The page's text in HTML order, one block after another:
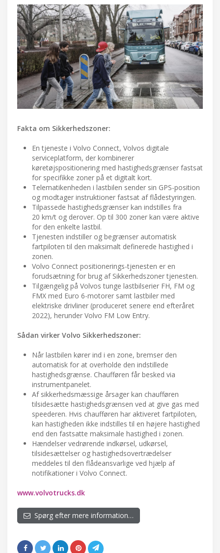
Fakta om Sikkerhedszoner:
En tjeneste i Volvo Connect, Volvos digitale
serviceplatform, der kombinerer
køretøjspositionering med hastighedsgrænser fastsat
for specifikke zoner på et digitalt kort.
Telematikenheden i lastbilen sender sin GPS-position
og modtager instruktioner fastsat af flådestyringen.
Tilpassede hastighedsgrænser kan indstilles fra
20 km/t og derover. Op til 300 zoner kan være aktive
for den enkelte lastbil.
Tjenesten indstiller og begrænser automatisk
fartpiloten til den maksimalt definerede hastighed i
zonen.
Volvo Connect positionerings-tjenesten er en
forudsætning for brug af Sikkerhedszoner tjenesten.
Tilgængelig på Volvos tunge lastbilserier FH, FM og
FMX med Euro 6-motorer samt lastbiler med
elektriske drivliner (produceret senere end efteråret
2022), herunder Volvo FM Low Entry.
Sådan virker Volvo Sikkerhedszoner:
Når lastbilen kører ind i en zone, bremser den
automatisk for at overholde den indstillede
hastighedsgrænse. Chaufføren får besked via
instrumentpanelet.
Af sikkerhedsmæssige årsager kan chaufføren
tilsidesætte hastighedsgrænsen ved at give gas med
speederen. Hvis chaufføren har aktiveret fartpiloten,
kan hastigheden ikke indstilles til en højere hastighed
end den fastsatte maksimale hastighed i zonen.
Hændelser vedrørende indkørsel, udkørsel,
tilsidesættelser og hastighedsovertrædelser
meddeles til den flådeansvarlige ved hjælp af
notifikationer i Volvo Connect.
www.volvotrucks.dk
Spørg efter mere information…